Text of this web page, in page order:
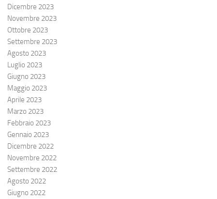
Dicembre 2023
Novembre 2023
Ottobre 2023
Settembre 2023
Agosto 2023
Luglio 2023
Giugno 2023
Maggio 2023
Aprile 2023
Marzo 2023
Febbraio 2023
Gennaio 2023
Dicembre 2022
Novembre 2022
Settembre 2022
Agosto 2022
Giugno 2022